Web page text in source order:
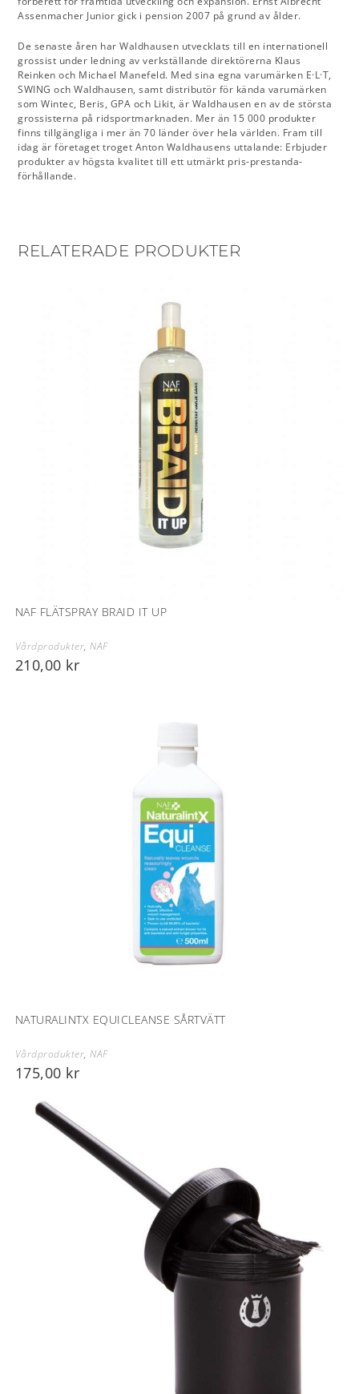
Assenmacher Junior gick i pension 2007 på grund av ålder.
De senaste åren har Waldhausen utvecklats till en internationell
grossist under ledning av verkställande direktörerna Klaus
Reinken och Michael Manefeld. Med sina egna varumärken E·L·T,
SWING och Waldhausen, samt distributör för kända varumärken
som Wintec, Beris, GPA och Likit, är Waldhausen en av de största
grossisterna på ridsportmarknaden. Mer än 15 000 produkter
finns tillgängliga i mer än 70 länder över hela världen. Fram till
idag är företaget troget Anton Waldhausens uttalande: Erbjuder
produkter av högsta kvalitet till ett utmärkt pris-prestanda-
förhållande.
RELATERADE PRODUKTER
NAF FLÄTSPRAY BRAID IT UP
Vårdprodukter,NAF
210,00 kr
NATURALINTX EQUICLEANSE SÅRTVÄTT
Vårdprodukter,NAF
175,00 kr